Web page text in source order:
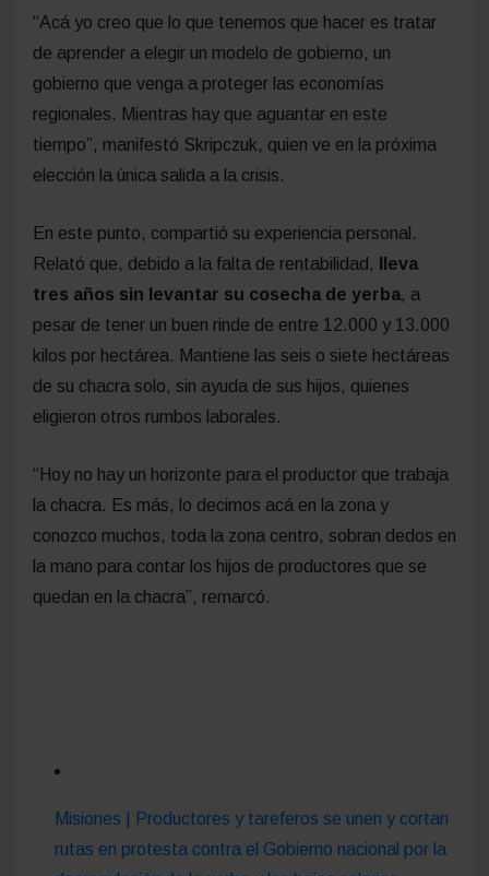
“Acá yo creo que lo que tenemos que hacer es tratar
de aprender a elegir un modelo de gobierno, un
gobierno que venga a proteger las economías
regionales. Mientras hay que aguantar en este
tiempo”, manifestó Skripczuk, quien ve en la próxima
elección la única salida a la crisis.
En este punto, compartió su experiencia personal.
Relató que, debido a la falta de rentabilidad,
lleva
tres años sin levantar su cosecha de yerba, a
pesar de tener un buen rinde de entre 12.000 y 13.000
kilos por hectárea. Mantiene las seis o siete hectáreas
de su chacra solo, sin ayuda de sus hijos, quienes
eligieron otros rumbos laborales.
“Hoy no hay un horizonte para el productor que trabaja
la chacra. Es más, lo decimos acá en la zona y
conozco muchos, toda la zona centro, sobran dedos en
la mano para contar los hijos de productores que se
quedan en la chacra”, remarcó.
Misiones | Productores y tareferos se unen y cortan
rutas en protesta contra el Gobierno nacional por la